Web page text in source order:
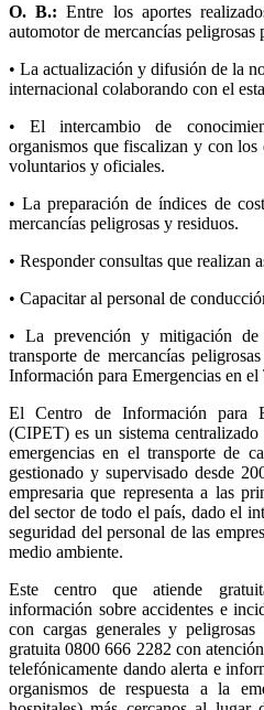
O. B.: Entre los aportes
automotor de mercancías peligrosas
• La actualización y difusión de la
internacional colaborando con el
• El intercambio de
organismos que fiscalizan y con los
voluntarios y oficiales.
• La preparación de índices de
mercancías peligrosas y residuos.
• Responder consultas que realizan
• Capacitar al personal de
• La prevención y mitigación de
transporte de mercancías
Información para Emergencias en el
El Centro de Información para
(CIPET) es un sistema
emergencias en el transporte de
gestionado y supervisado desde
empresaria que representa a las
del sector de todo el país, dado el
seguridad del personal de las
medio ambiente.
Este centro que atiende
información sobre accidentes e
con cargas generales y
gratuita 0800 666 2282 con
telefónicamente dando alerta e
organismos de respuesta a la